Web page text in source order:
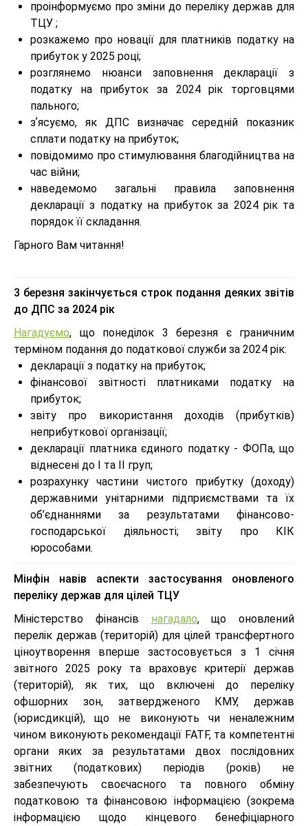
проінформуємо про зміни до переліку держав для
ТЦУ ;
розкажемо про новації для платників податку на
прибуток у 2025 році;
розглянемо нюанси заповнення декларації з
податку на прибуток за 2024 рік торговцями
пального;
зʼясуємо, як ДПС визначає середній показник
сплати податку на прибуток;
повідомимо про стимулювання благодійництва на
час війни;
наведемомо загальні правила заповнення
декларації з податку на прибуток за 2024 рік та
порядок її складання.
Гарного Вам читання!
3 березня закінчується строк подання деяких звітів
до ДПС за 2024 рік
Нагадуємо, що понеділок 3 березня є граничним
терміном подання до податкової служби за 2024 рік:
декларації з податку на прибуток;
фінансової звітності платниками податку на
прибуток;
звіту про використання доходів (прибутків)
неприбуткової організації;
декларації платника єдиного податку - ФОПа, що
віднесені до I та II груп;
розрахунку частини чистого прибутку (доходу)
державними унітарними підприємствами та їх
об’єднаннями за результатами фінансово-
господарської діяльності; звіту про КІК
юрособами.
Мінфін навів аспекти застосування оновленого
переліку держав для цілей ТЦУ
Міністерство фінансів нагадало, що оновлений
перелік держав (територій) для цілей трансфертного
ціноутворення вперше застосовується з 1 січня
звітного 2025 року та враховує критерії держав
(територій), як тих, що включені до переліку
офшорних зон, затвердженого КМУ, держав
(юрисдикцій), що не виконують чи неналежним
чином виконують рекомендації FATF, та компетентні
органи яких за результатами двох послідовних
звітних (податкових) періодів (років) не
забезпечують своєчасного та повного обміну
податковою та фінансовою інформацією (зокрема
інформацією щодо кінцевого бенефіціарного